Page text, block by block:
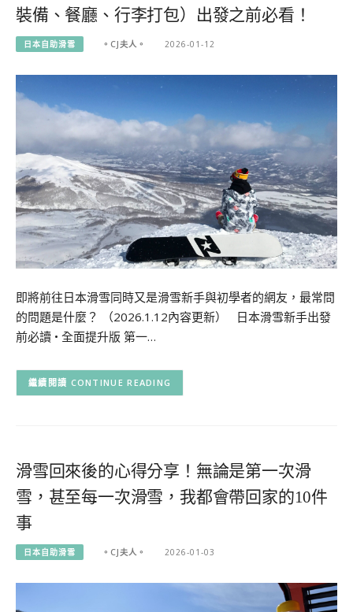
裝備、餐廳、行李打包）出發之前必看！
日本自助滑雪 。CJ夫人。 2026-01-12
即將前往日本滑雪同時又是滑雪新手與初學者的網友，最常問
的問題是什麼？ （2026.1.12內容更新） 日本滑雪新手出發
前必讀 • 全面提升版 第一…
CONTINUE READING
滑雪回來後的心得分享！無論是第一次滑
雪，甚至每一次滑雪，我都會帶回家的10件
事
日本自助滑雪 。CJ夫人。 2026-01-03